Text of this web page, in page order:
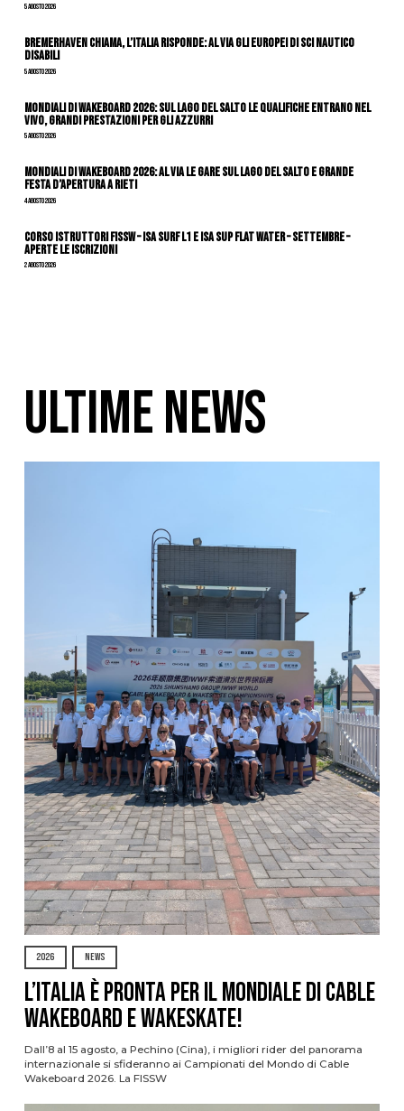
5 Agosto 2026
Bremerhaven chiama, l’Italia risponde: al via gli Europei di Sci Nautico
Disabili
5 Agosto 2026
Mondiali di Wakeboard 2026: sul Lago del Salto le qualifiche entrano nel
vivo, grandi prestazioni per gli azzurri
5 Agosto 2026
Mondiali di Wakeboard 2026: al via le gare sul Lago del Salto e grande
festa d’apertura a Rieti
4 Agosto 2026
CORSO ISTRUTTORI FISSW – ISA SURF L1 e ISA SUP Flat Water – SETTEMBRE –
APERTE LE ISCRIZIONI
2 Agosto 2026
ULTIME NEWS
2026 NEWS
L’Italia è pronta per il Mondiale di Cable
Wakeboard e Wakeskate!
Dall’8 al 15 agosto, a Pechino (Cina), i migliori rider del panorama
internazionale si sfideranno ai Campionati del Mondo di Cable
Wakeboard 2026. La FISSW